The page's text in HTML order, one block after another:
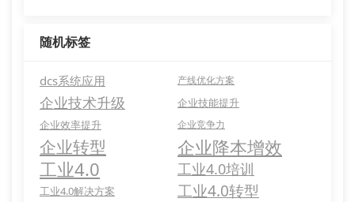
随机标签
dcs系统应用 产线优化方案
企业技术升级
企业技能提升
企业效率提升
企业竞争力
企业转型
企业降本增效
工业4.0
工业4.0培训
工业4.0解决方案 工业4.0转型